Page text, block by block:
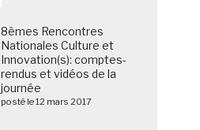
8èmes Rencontres
Nationales Culture et
Innovation(s): comptes-
rendus et vidéos de la
journée
posté le 12 mars 2017